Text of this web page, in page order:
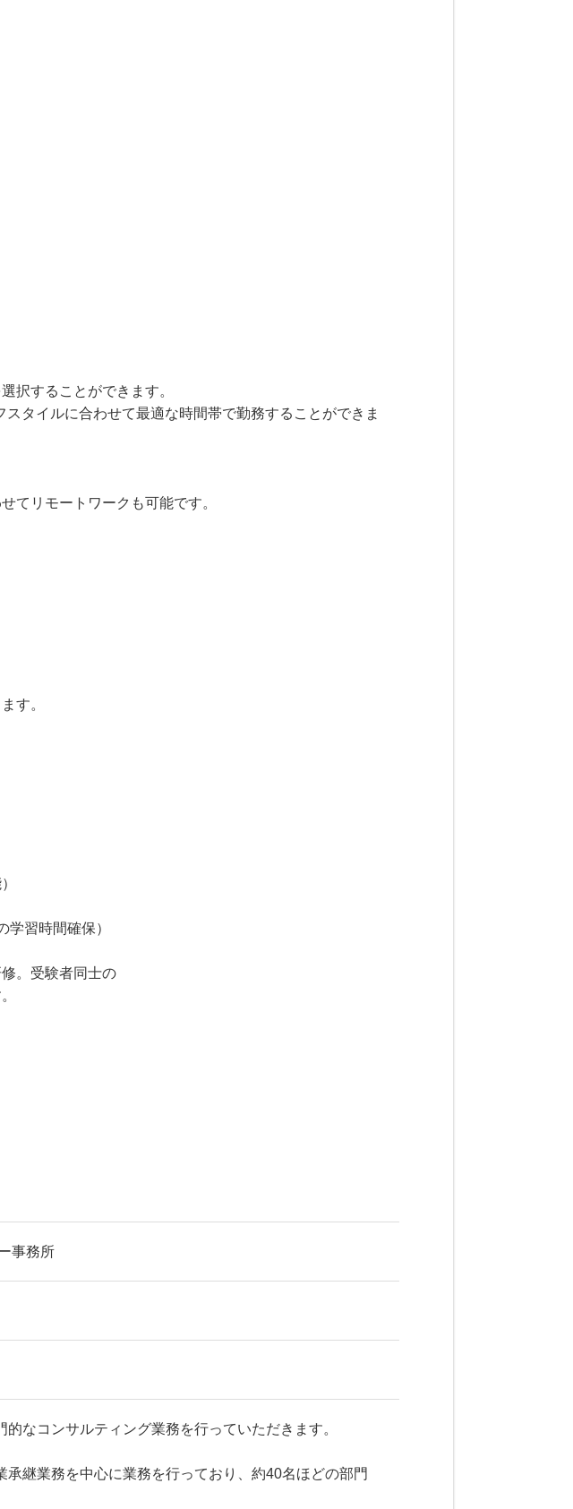
択することができます。
タイルに合わせて最適な時間帯で勤務することができま
てリモートワークも可能です。
す。
習時間確保）
。受験者同士の
事務所
なコンサルティング業務を行っていただきます。
継業務を中心に業務を行っており、約40名ほどの部門